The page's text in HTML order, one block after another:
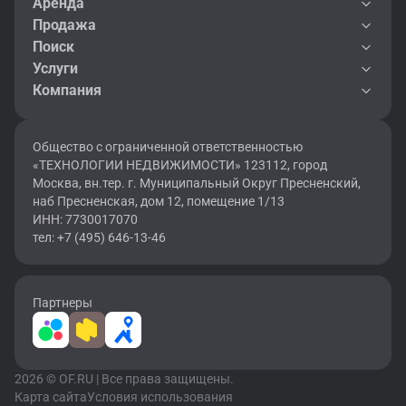
Продажа
Поиск
Услуги
Компания
Общество с ограниченной ответственностью
«ТЕХНОЛОГИИ НЕДВИЖИМОСТИ» 123112, город
Москва, вн.тер. г. Муниципальный Округ Пресненский,
наб Пресненская, дом 12, помещение 1/13
ИНН: 7730017070
тел: +7 (495) 646-13-46
Партнеры
2026 © OF.RU | Все права защищены.
Карта сайтаУсловия использования